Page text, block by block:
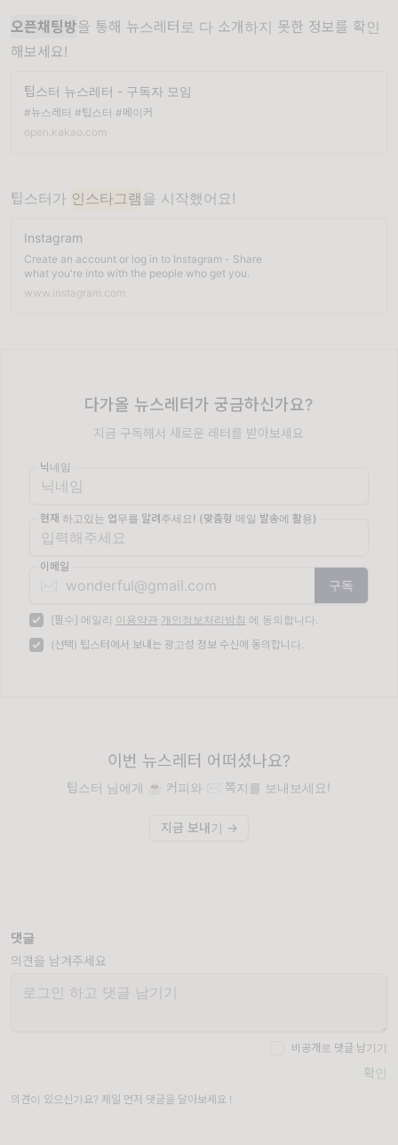
오픈채팅방을 통해 뉴스레터로 다 소개하지 못한 정보를 확인
해보세요!
팁스터 뉴스레터 - 구독자 모임
#뉴스레터 #팁스터 #메이커
open.kakao.com
팁스터가 인스타그램 을 시작했어요!
Instagram
Create an account or log in to Instagram - Share
what you're into with the people who get you.
www.instagram.com
다가올 뉴스레터가 궁금하신가요?
지금 구독해서 새로운 레터를 받아보세요
닉네임
현재 하고있는 업무를 알려주세요! (맞춤형 메일 발송에 활용)
이메일
✉️
[필수] 메일리 이용약관 개인정보처리방침 에 동의합니다.
(선택) 팁스터에서 보내는 광고성 정보 수신에 동의합니다.
이번 뉴스레터 어떠셨나요?
팁스터 님에게 ☕️ 커피와 ✉️ 쪽지를 보내보세요!
지금 보내기 →
댓글
의견을 남겨주세요
비공개로 댓글 남기기
확인
의견이 있으신가요? 제일 먼저 댓글을 달아보세요 !